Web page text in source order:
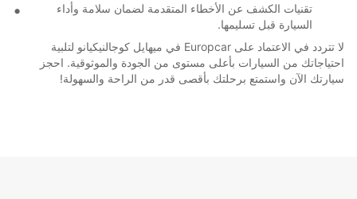
تقنيات الكشف عن الأخطاء المتقدمة لضمان سلامة وأداء
السيارة قبل تسليمها.
لا تتردد في الاعتماد على Europcar في ميهايل كوجالنيكيانو لتلبية
احتياجاتك من السيارات بأعلى مستوى من الجودة والموثوقية. احجز
سيارتك الآن واستمتع برحلتك بأقصى قدر من الراحة والسهولة!